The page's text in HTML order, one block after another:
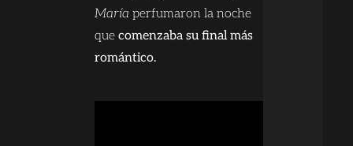
María perfumaron la noche
que comenzaba su final más
romántico.